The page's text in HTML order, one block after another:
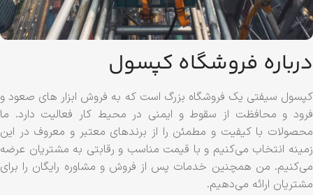
درباره فروشگاه کپسول
کپسول سیفتی یک فروشگاه بزرگ است که به فروش ابزار های صعود و
فرود و محافظت از سقوط و ایمنی در محیط کار فعالیت دارد. ما
محصولات با کیفیت و مطمئن را از برندهای معتبر و معروف در این
زمینه انتخاب می‌کنیم و با قیمت مناسب و رقابتی به مشتریان عرضه
می‌کنیم. من همچنین خدمات پس از فروش و مشاوره رایگان را برای
مشتریان ارائه می‌دهیم.